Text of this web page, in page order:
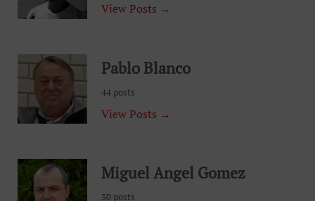
View Posts →
Pablo Blanco
44 posts
View Posts →
Miguel Angel Gomez
30 posts